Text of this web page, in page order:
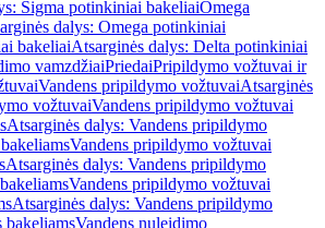
Sigma potinkiniai bakeliaiOmega
dalys: Omega potinkiniai
bakeliaiAtsarginės dalys: Delta potinkiniai
vamzdžiaiPriedaiPripildymo vožtuvai ir
Vandens pripildymo vožtuvaiAtsarginės
vožtuvaiVandens pripildymo vožtuvai
Atsarginės dalys: Vandens pripildymo
Vandens pripildymo vožtuvai
Atsarginės dalys: Vandens pripildymo
Vandens pripildymo vožtuvai
Atsarginės dalys: Vandens pripildymo
bakeliamsVandens nuleidimo